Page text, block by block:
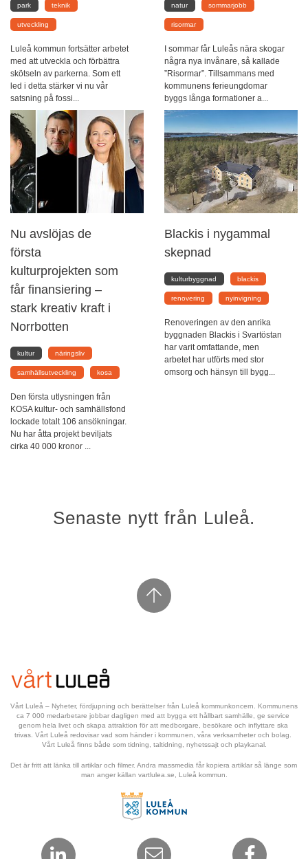
park teknik
utveckling
Luleå kommun fortsätter arbetet
med att utveckla och förbättra
skötseln av parkerna. Som ett
led i detta stärker vi nu vår
satsning på fossi...
natur sommarjobb
risormar
I sommar får Luleås nära skogar
några nya invånare, så kallade
”Risormar”. Tillsammans med
kommunens ferieungdomar
byggs långa formationer a...
Nu avslöjas de
första
kulturprojekten som
får finansiering –
stark kreativ kraft i
Norrbotten
kultur näringsliv
samhällsutveckling kosa
Den första utlysningen från
KOSA kultur- och samhällsfond
lockade totalt 106 ansökningar.
Nu har åtta projekt beviljats
cirka 40 000 kronor ...
Blackis i nygammal
skepnad
kulturbyggnad blackis
renovering nyinvigning
Renoveringen av den anrika
byggnaden Blackis i Svartöstan
har varit omfattande, men
arbetet har utförts med stor
omsorg och hänsyn till bygg...
Senaste nytt från Luleå.
Vårt Luleå – Nyheter, fördjupning och berättelser från Luleå kommunkoncern. Kommunens
ca 7 000 medarbetare jobbar dagligen med att bygga ett hållbart samhälle, ge service
genom hela livet och skapa attraktion för att medborgare, besökare och inflyttare ska
trivas. Vårt Luleå redovisar vad som händer i kommunen, våra verksamheter och bolag.
Vårt Luleå finns både som tidning, taltidning, nyhetssajt och playkanal.
Det är fritt att länka till artiklar och filmer. Andra massmedia får kopiera artiklar så länge som
man anger källan vartlulea.se, Luleå kommun.